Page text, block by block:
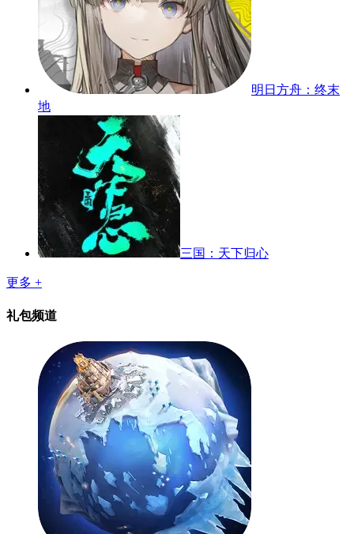
明日方舟：终末
地
三国：天下归心
更多 +
礼包频道